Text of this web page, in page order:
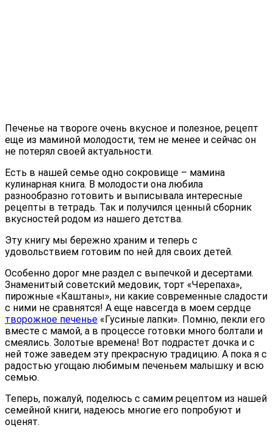
Печенье на твороге очень вкусное и полезное, рецепт
еще из маминой молодости, тем не менее и сейчас он
не потерял своей актуальности.
Есть в нашей семье одно сокровище – мамина
кулинарная книга. В молодости она любила
разнообразно готовить и выписывала интересные
рецепты в тетрадь. Так и получился ценный сборник
вкусностей родом из нашего детства.
Эту книгу мы бережно храним и теперь с
удовольствием готовим по ней для своих детей.
Особенно дорог мне раздел с выпечкой и десертами.
Знаменитый советский медовик, торт «Черепаха»,
пирожные «Каштаны», ни какие современные сладости
с ними не сравнятся! А еще навсегда в моем сердце
творожное печенье «Гусиные лапки». Помню, пекли его
вместе с мамой, а в процессе готовки много болтали и
смеялись. Золотые времена! Вот подрастет дочка и с
ней тоже заведем эту прекрасную традицию. А пока я с
радостью угощаю любимым печеньем малышку и всю
семью.
Теперь, пожалуй, поделюсь с самим рецептом из нашей
семейной книги, надеюсь многие его попробуют и
оценят.